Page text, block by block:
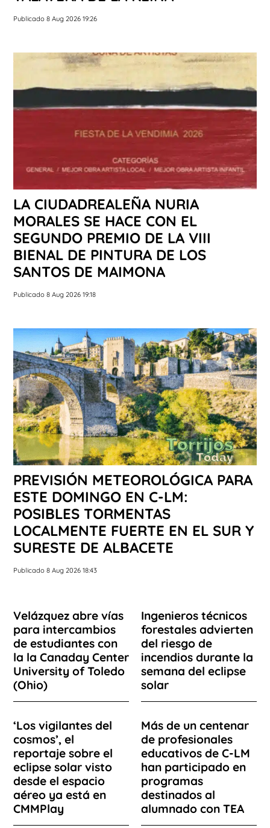
Publicado 8 Aug 2026 19:26
LA CIUDADREALEÑA NURIA
MORALES SE HACE CON EL
SEGUNDO PREMIO DE LA VIII
BIENAL DE PINTURA DE LOS
SANTOS DE MAIMONA
Publicado 8 Aug 2026 19:18
PREVISIÓN METEOROLÓGICA PARA
ESTE DOMINGO EN C-LM:
POSIBLES TORMENTAS
LOCALMENTE FUERTE EN EL SUR Y
SURESTE DE ALBACETE
Publicado 8 Aug 2026 18:43
Velázquez abre vías
para intercambios
de estudiantes con
la la Canaday Center
University of Toledo
(Ohio)
Ingenieros técnicos
forestales advierten
del riesgo de
incendios durante la
semana del eclipse
solar
‘Los vigilantes del
cosmos’, el
reportaje sobre el
eclipse solar visto
desde el espacio
aéreo ya está en
CMMPlay
Más de un centenar
de profesionales
educativos de C-LM
han participado en
programas
destinados al
alumnado con TEA